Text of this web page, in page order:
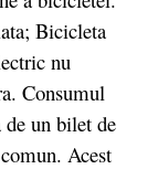
Bicicleta
nu
Consumul
un bilet de
Acest